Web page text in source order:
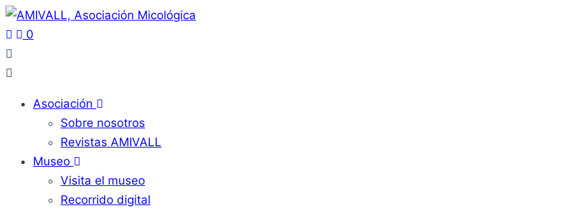
0
Asociación
Sobre nosotros
Revistas AMIVALL
Museo
Visita el museo
Recorrido digital